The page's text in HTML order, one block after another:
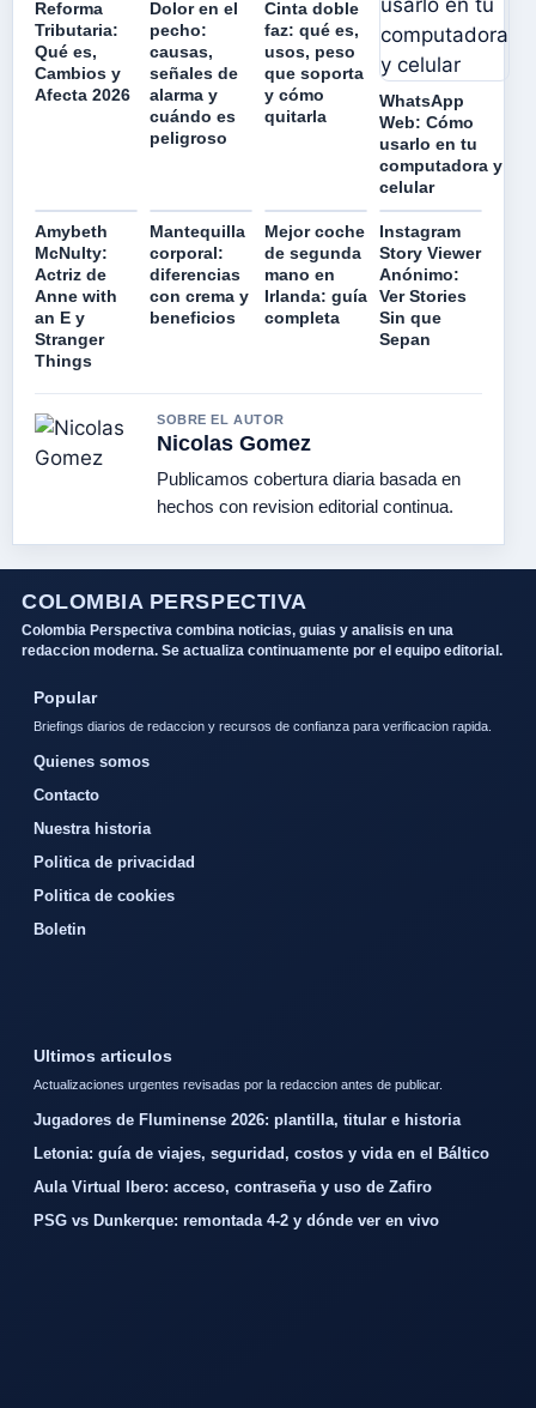
Reforma
Tributaria:
Qué es,
Cambios y
Afecta 2026
Dolor en el
pecho:
causas,
señales de
alarma y
cuándo es
peligroso
Cinta doble
faz: qué es,
usos, peso
que soporta
y cómo
quitarla
WhatsApp
Web: Cómo
usarlo en tu
computadora y
celular
Amybeth
McNulty:
Actriz de
Anne with
an E y
Stranger
Things
Mantequilla
corporal:
diferencias
con crema y
beneficios
Mejor coche
de segunda
mano en
Irlanda: guía
completa
Instagram
Story Viewer
Anónimo:
Ver Stories
Sin que
Sepan
SOBRE EL AUTOR
Nicolas Gomez
Publicamos cobertura diaria basada en
hechos con revision editorial continua.
COLOMBIA PERSPECTIVA
Colombia Perspectiva combina noticias, guias y analisis en una
redaccion moderna. Se actualiza continuamente por el equipo editorial.
Popular
Briefings diarios de redaccion y recursos de confianza para verificacion rapida.
Quienes somos
Contacto
Nuestra historia
Politica de privacidad
Politica de cookies
Boletin
Ultimos articulos
Actualizaciones urgentes revisadas por la redaccion antes de publicar.
Jugadores de Fluminense 2026: plantilla, titular e historia
Letonia: guía de viajes, seguridad, costos y vida en el Báltico
Aula Virtual Ibero: acceso, contraseña y uso de Zafiro
PSG vs Dunkerque: remontada 4-2 y dónde ver en vivo